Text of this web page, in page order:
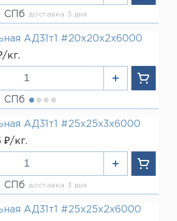
СПб доставка 3 дня
АД31т1 #20х20х2х6000
кг.
СПб
АД31т1 #25х25х3х6000
₽/кг.
СПб доставка 3 дня
АД31т1 #25х25х2х6000